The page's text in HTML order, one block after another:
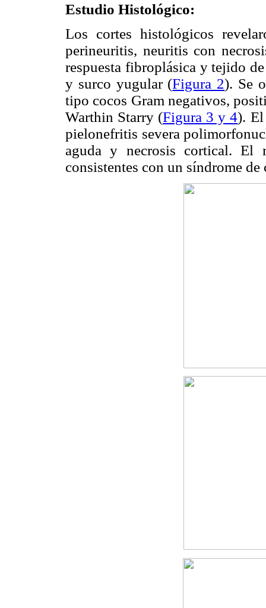
Estudio Histológico:
Los cortes histológicos
perineuritis, neuritis con
respuesta fibroplásica y tejido
y surco yugular (Figura 2). Se
tipo cocos Gram negativos,
Warthin Starry (Figura 3 y 4). El
pielonefritis severa
aguda y necrosis cortical. El
consistentes con un síndrome